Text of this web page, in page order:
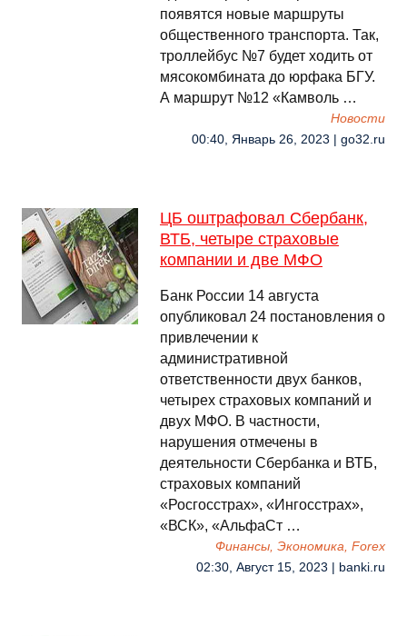
появятся новые маршруты
общественного транспорта. Так,
троллейбус №7 будет ходить от
мясокомбината до юрфака БГУ.
А маршрут №12 «Камволь …
Новости
00:40, Январь 26, 2023 | go32.ru
ЦБ оштрафовал Сбербанк,
ВТБ, четыре страховые
компании и две МФО
Банк России 14 августа
опубликовал 24 постановления о
привлечении к
административной
ответственности двух банков,
четырех страховых компаний и
двух МФО. В частности,
нарушения отмечены в
деятельности Сбербанка и ВТБ,
страховых компаний
«Росгосстрах», «Ингосстрах»,
«ВСК», «АльфаСт …
Финансы, Экономика, Forex
02:30, Август 15, 2023 | banki.ru